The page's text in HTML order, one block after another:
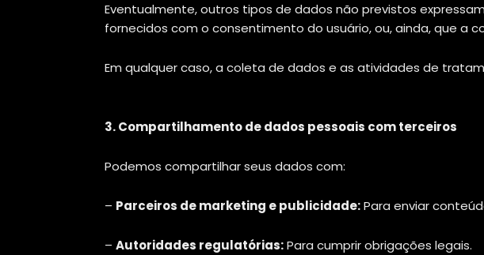
Eventualmente, outros tipos de dados não previstos
fornecidos com o consentimento do usuário, ou, ainda, que
Em qualquer caso, a coleta de dados e as atividades de
3. Compartilhamento de dados pessoais com terceiros
Podemos compartilhar seus dados com:
– Parceiros de marketing e publicidade:Para enviar
– Autoridades regulatórias:Para cumprir obrigações legais.